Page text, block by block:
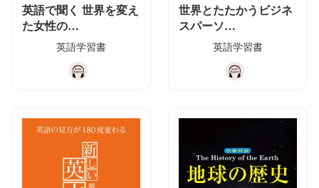
英語で聞く 世界を変え
た女性の…
英語学習書
世界とたたかうビジネ
スパーソ…
英語学習書